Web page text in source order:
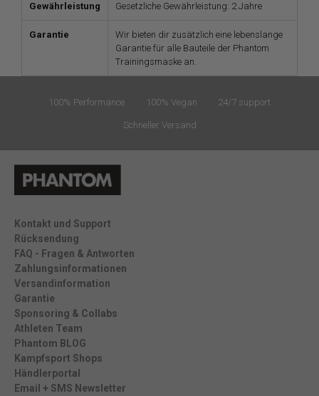
Gewährleistung Gesetzliche Gewährleistung: 2 Jahre
Garantie
Wir bieten dir zusätzlich eine lebenslange
Garantie für alle Bauteile der Phantom
Trainingsmaske an.
100% Performance 100% Vegan 24/7 support
Schneller Versand
Kontakt und Support
Rücksendung
FAQ - Fragen & Antworten
Zahlungsinformationen
Versandinformation
Garantie
Sponsoring & Collabs
Athleten Team
Phantom BLOG
Kampfsport Shops
Händlerportal
Email + SMS Newsletter